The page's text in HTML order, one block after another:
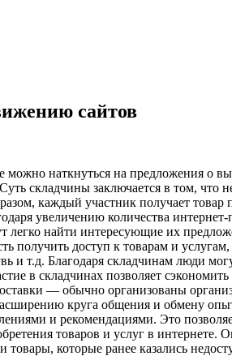
сайтов
наткнуться на предложения о
складчины заключается в том, что
каждый участник получает
увеличению количества
найти интересующие их
получить доступ к товарам и
и т.д. Благодаря складчинам люди
в складчинах позволяет
— обычно организованы
круга общения и обмену
и рекомендациями. Это
товаров и услуг в интернете.
которые ранее казались